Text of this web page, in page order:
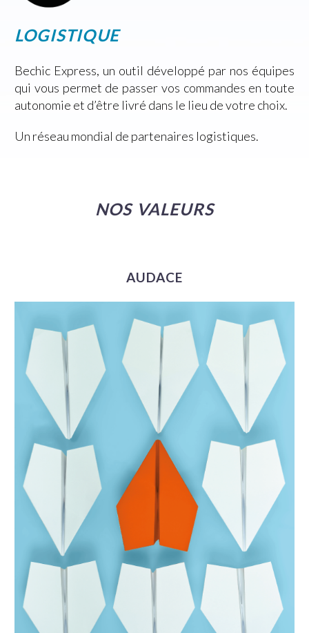
LOGISTIQUE
Bechic Express, un outil développé par nos équipes
qui vous permet de passer vos commandes en toute
autonomie et d’être livré dans le lieu de votre choix.
Un réseau mondial de partenaires logistiques.
NOS VALEURS
AUDACE